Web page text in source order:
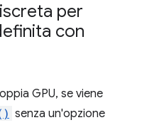
per
con
GPU, se viene
senza un'opzione